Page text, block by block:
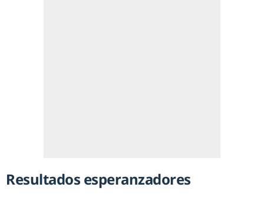
Resultados esperanzadores